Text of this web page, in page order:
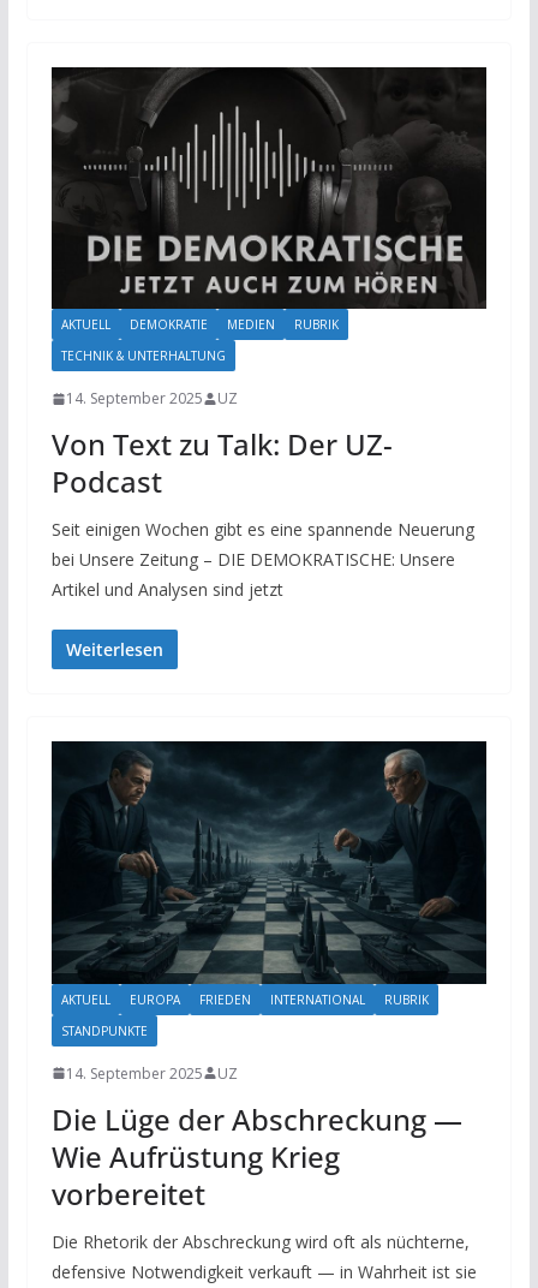
AKTUELL DEMOKRATIE MEDIEN
RUBRIK
TECHNIK & UNTERHALTUNG
14. September 2025 UZ
Von Text zu Talk: Der UZ-
Podcast
Seit einigen Wochen gibt es eine spannende Neuerung
bei Unsere Zeitung – DIE DEMOKRATISCHE: Unsere
Artikel und Analysen sind jetzt
Weiterlesen
AKTUELL EUROPA FRIEDEN INTERNATIONAL
RUBRIK
STANDPUNKTE
14. September 2025 UZ
Die Lüge der Abschreckung —
Wie Aufrüstung Krieg
vorbereitet
Die Rhetorik der Abschreckung wird oft als nüchterne,
defensive Notwendigkeit verkauft — in Wahrheit ist sie